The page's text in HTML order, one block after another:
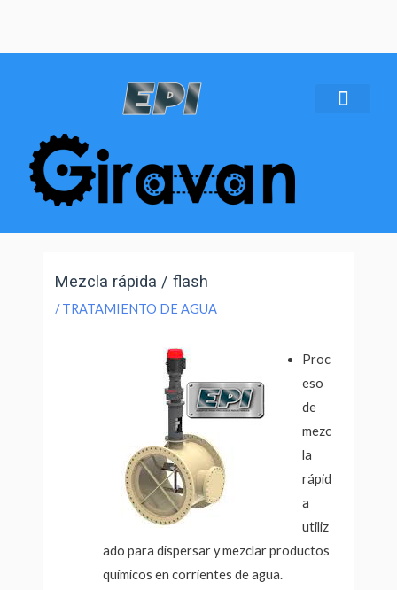
Mezcla rápida / flash
/TRATAMIENTO DE AGUA
Proc
eso
de
mezc
la
rápid
a
utiliz
ado para dispersar y mezclar productos
químicos en corrientes de agua.